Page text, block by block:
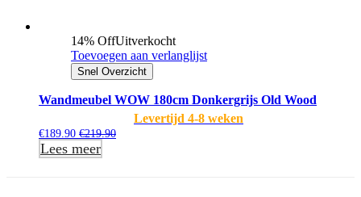
14% OffUitverkocht
Toevoegen aan verlanglijst
Snel Overzicht
Wandmeubel WOW 180cm Donkergrijs Old Wood
Levertijd 4-8 weken
€189.90 €219.90
Lees meer